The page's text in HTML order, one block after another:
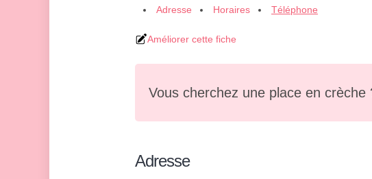
Adresse
Horaires Téléphone
Améliorer cette fiche
Vous cherchez une place en crèche
Adresse